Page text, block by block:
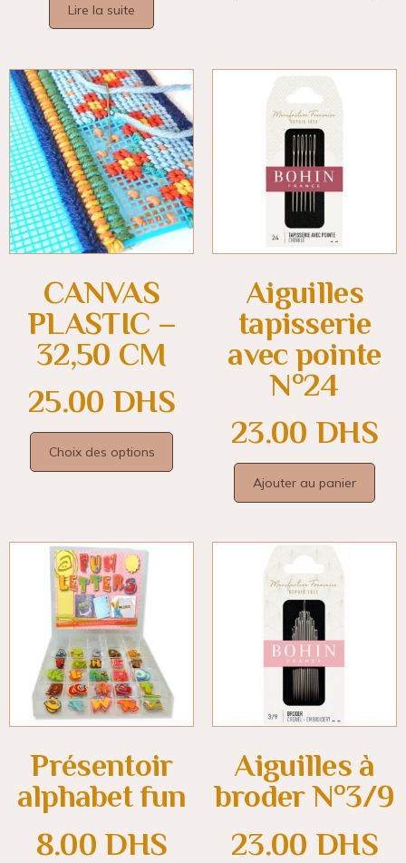
Lire la suite
CANVAS
PLASTIC –
32,50 CM
25.00 DHS
Choix des options
Aiguilles
tapisserie
avec pointe
N°24
23.00 DHS
Ajouter au panier
Présentoir
alphabet fun
8.00 DHS
Aiguilles à
broder N°3/9
23.00 DHS